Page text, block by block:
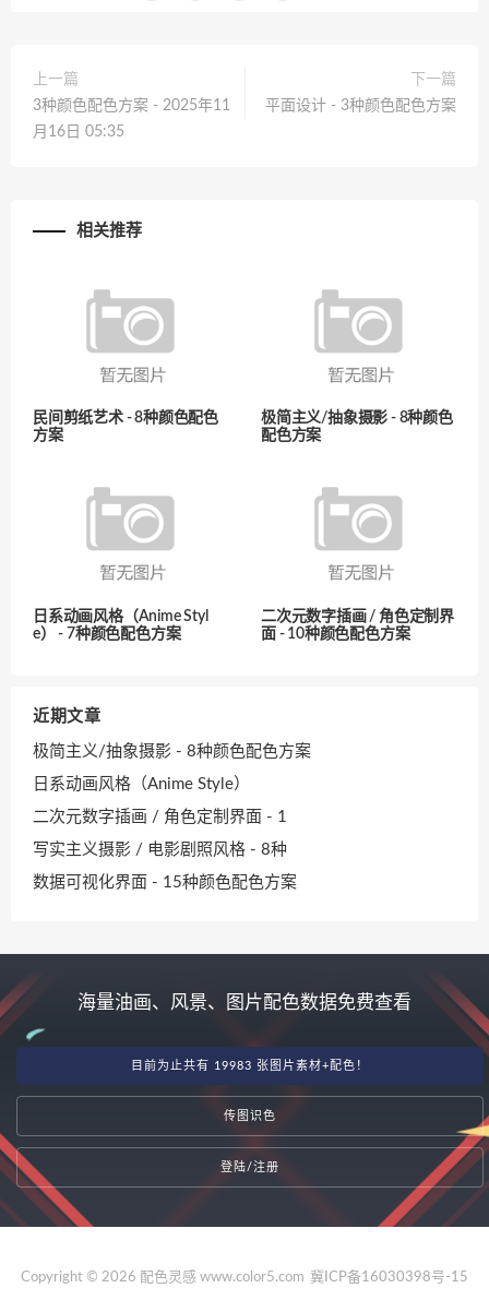
上一篇
3种颜色配色方案 - 2025年11
月16日 05:35
下一篇
平面设计 - 3种颜色配色方案
相关推荐
民间剪纸艺术 - 8种颜色配色
方案
极简主义/抽象摄影 - 8种颜色
配色方案
日系动画风格（Anime Styl
e） - 7种颜色配色方案
二次元数字插画 / 角色定制界
面 - 10种颜色配色方案
近期文章
极简主义/抽象摄影 - 8种颜色配色方案
日系动画风格（Anime Style）
二次元数字插画 / 角色定制界面 - 1
写实主义摄影 / 电影剧照风格 - 8种
数据可视化界面 - 15种颜色配色方案
海量油画、风景、图片配色数据免费查看
目前为止共有 19983 张图片素材+配色！
传图识色
登陆/注册
Copyright © 2026 配色灵感 www.color5.com 冀ICP备16030398号-15